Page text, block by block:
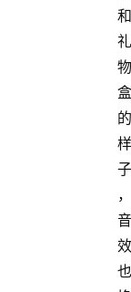
和
礼
物
盒
的
样
子
，
音
效
也